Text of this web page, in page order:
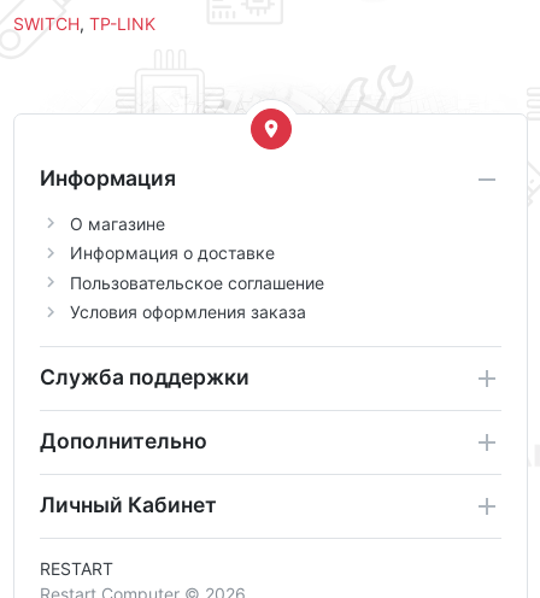
SWITCH, TP-LINK
Информация
О магазине
Информация о доставке
Пользовательское соглашение
Условия оформления заказа
Служба поддержки
Дополнительно
Личный Кабинет
RESTART
Restart Computer © 2026.